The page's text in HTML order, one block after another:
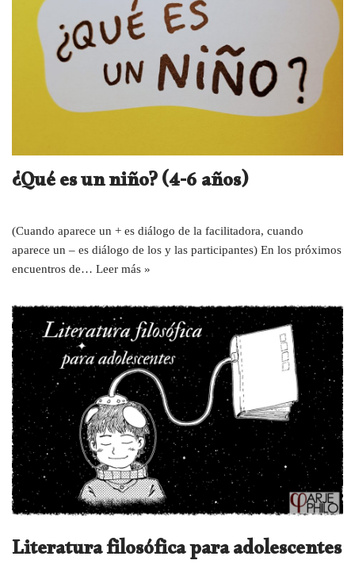
¿Qué es un niño? (4-6 años)
(Cuando aparece un + es diálogo de la facilitadora, cuando
aparece un – es diálogo de los y las participantes) En los próximos
encuentros de… Leer más »
Literatura filosófica para adolescentes